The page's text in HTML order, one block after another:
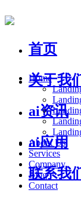
首页
关于我
ai资讯
ai应用
联系我
Home
About Us
Services
Company
Blog
Contact